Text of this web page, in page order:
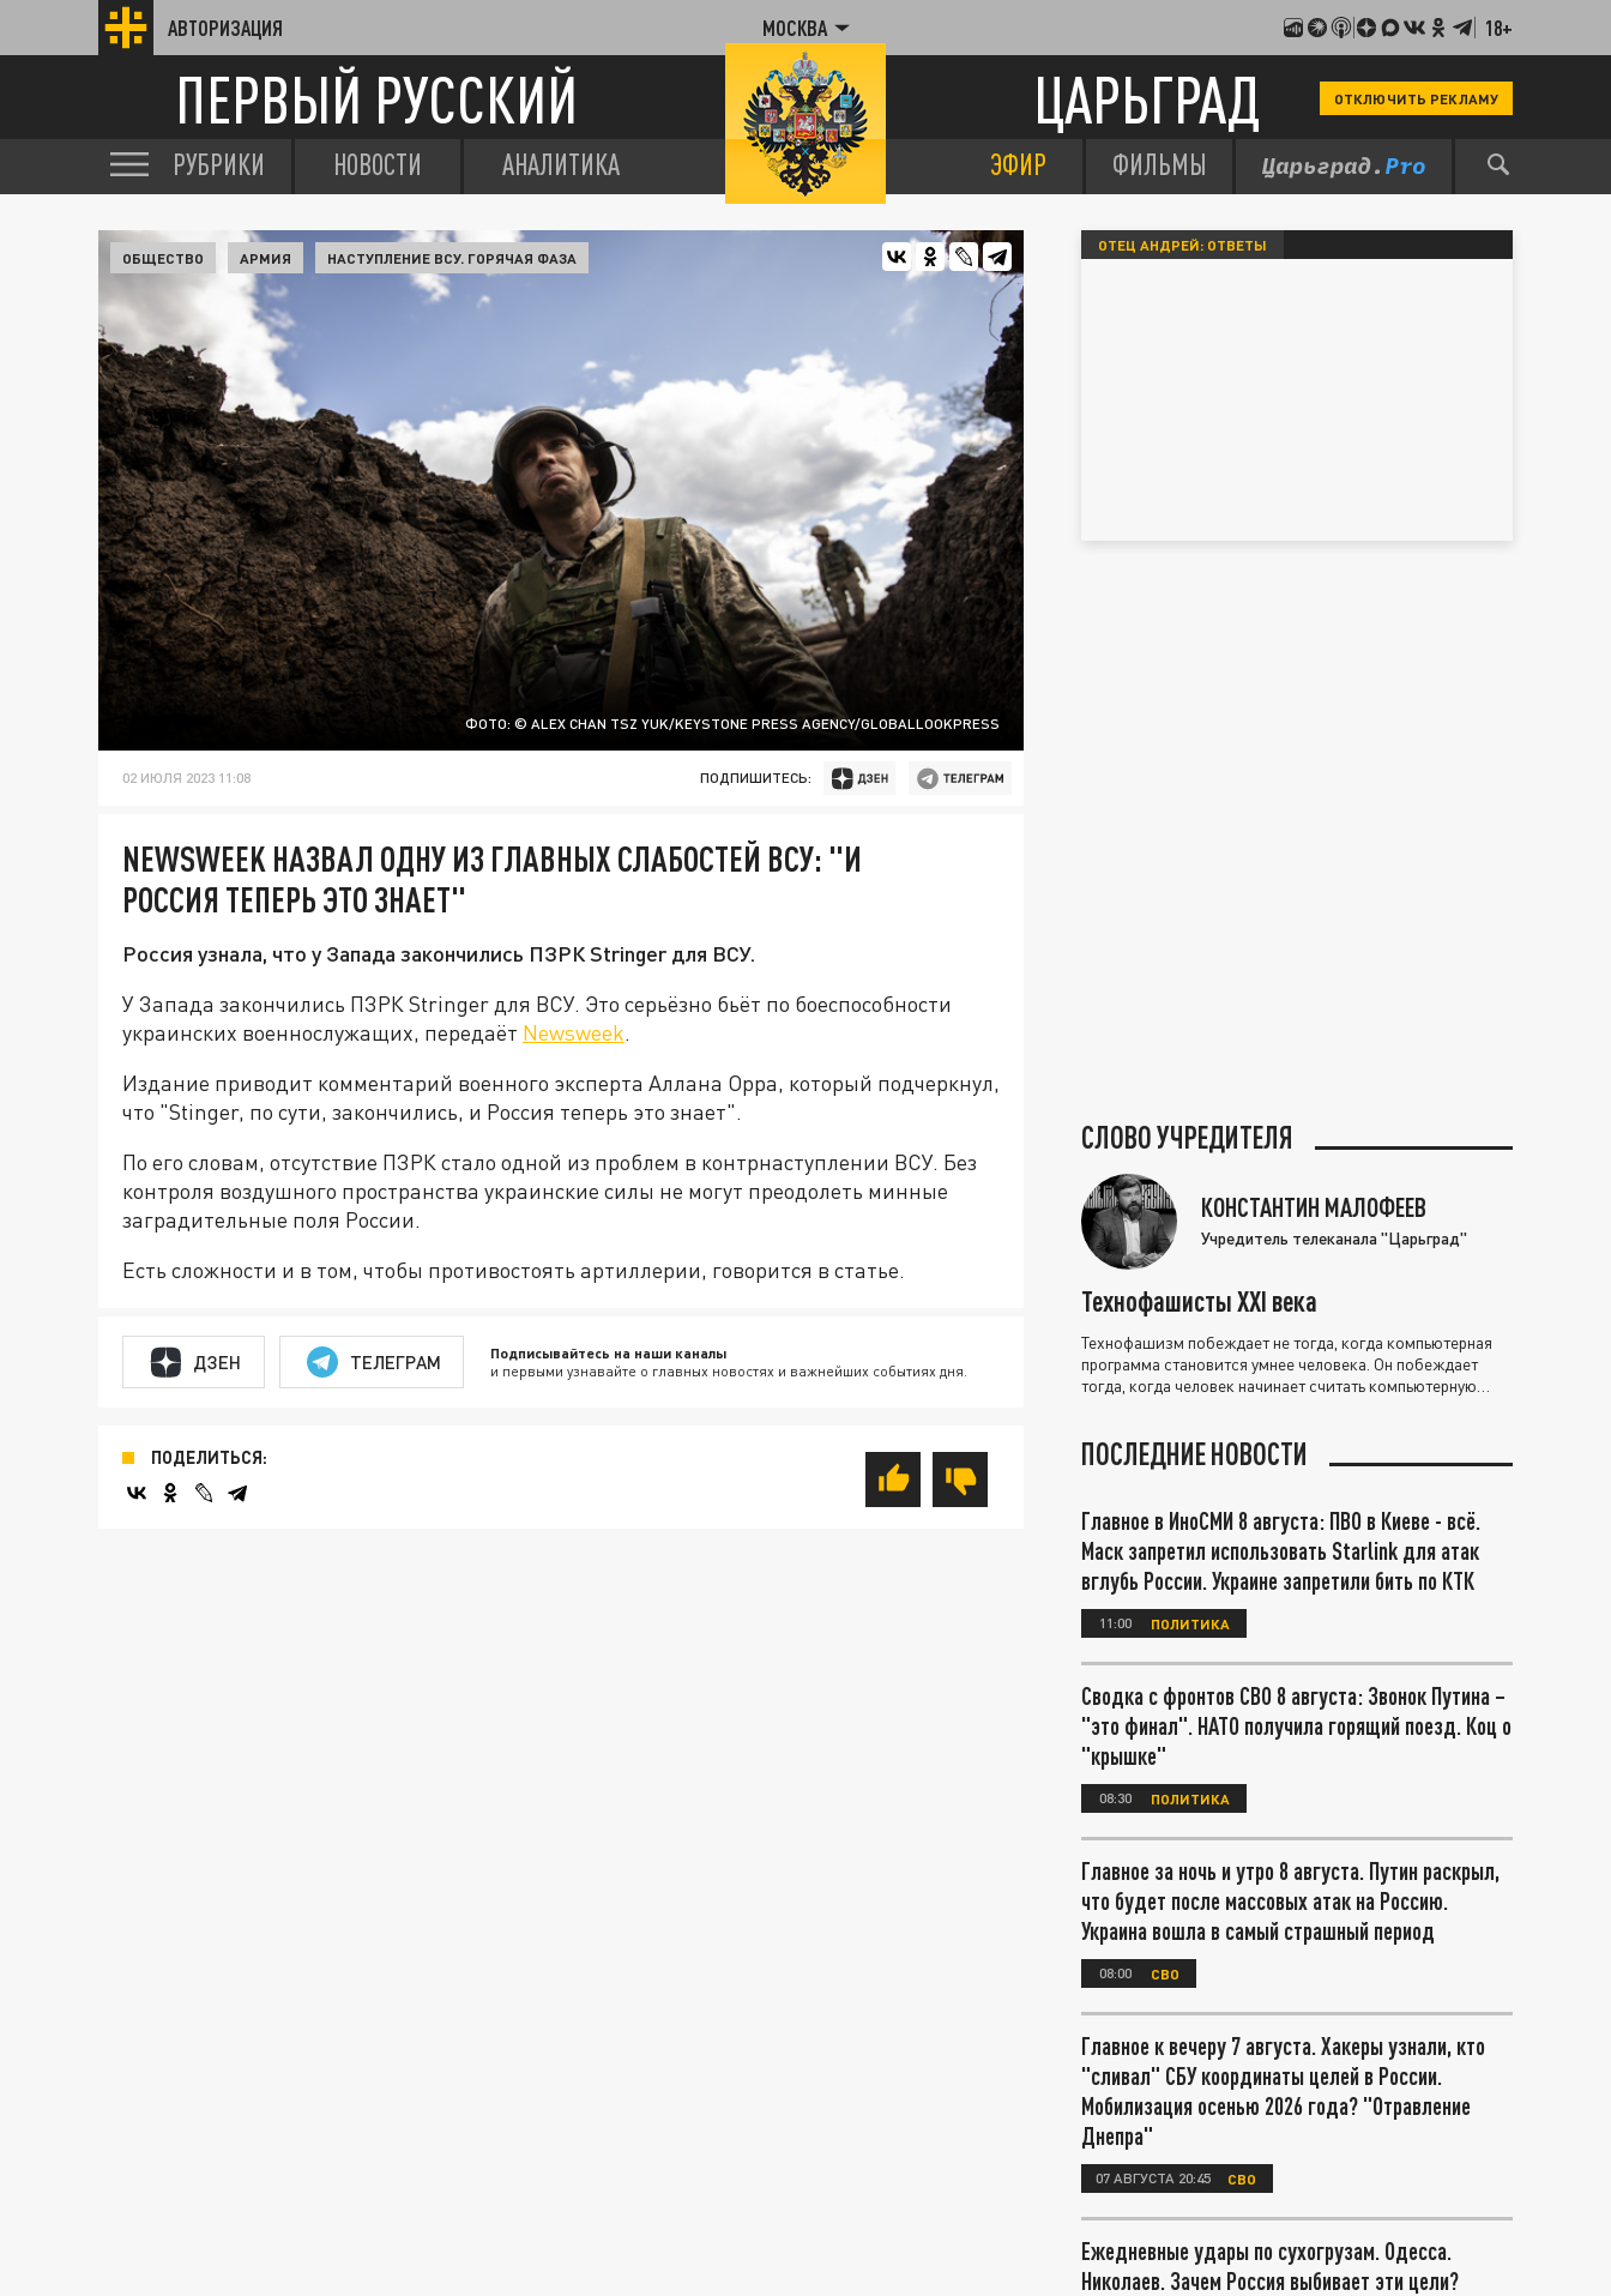
АВТОРИЗАЦИЯ МОСКВА 18+
ПЕРВЫЙ РУССКИЙ ЦАРЬГРАД ОТКЛЮЧИТЬ РЕКЛАМУ
РУБРИКИ НОВОСТИ АНАЛИТИКА ЭФИР ФИЛЬМЫ
ФОТО: © ALEX CHAN TSZ YUK/KEYSTONE PRESS AGENCY/GLOBALLOOKPRESS
ОБЩЕСТВО АРМИЯ НАСТУПЛЕНИЕ ВСУ. ГОРЯЧАЯ ФАЗА
02 ИЮЛЯ 2023 11:08 ПОДПИШИТЕСЬ:
NEWSWEEK НАЗВАЛ ОДНУ ИЗ ГЛАВНЫХ СЛАБОСТЕЙ ВСУ: "И
РОССИЯ ТЕПЕРЬ ЭТО ЗНАЕТ"
Россия узнала, что у Запада закончились ПЗРК Stringer для ВСУ.
У Запада закончились ПЗРК Stringer для ВСУ. Это серьёзно бьёт по боеспособности
украинских военнослужащих, передаёт Newsweek.
Издание приводит комментарий военного эксперта Аллана Орра, который подчеркнул,
что "Stinger, по сути, закончились, и Россия теперь это знает".
По его словам, отсутствие ПЗРК стало одной из проблем в контрнаступлении ВСУ. Без
контроля воздушного пространства украинские силы не могут преодолеть минные
заградительные поля России.
Есть сложности и в том, чтобы противостоять артиллерии, говорится в статье.
ДЗЕН ТЕЛЕГРАМ Подписывайтесь на наши каналы
и первыми узнавайте о главных новостях и важнейших событиях дня.
ПОДЕЛИТЬСЯ:
ОТЕЦ АНДРЕЙ: ОТВЕТЫ
СЛОВО УЧРЕДИТЕЛЯ
КОНСТАНТИН МАЛОФЕЕВ
Учредитель телеканала "Царьград"
Технофашисты XXI века
Технофашизм побеждает не тогда, когда компьютерная
программа становится умнее человека. Он побеждает
тогда, когда человек начинает считать компьютерную
ПОСЛЕДНИЕ НОВОСТИ
Главное в ИноСМИ 8 августа: ПВО в Киеве - всё.
Маск запретил использовать Starlink для атак
вглубь России. Украине запретили бить по КТК
11:00 ПОЛИТИКА
Сводка с фронтов СВО 8 августа: Звонок Путина –
"это финал". НАТО получила горящий поезд. Коц о
"крышке"
08:30 ПОЛИТИКА
Главное за ночь и утро 8 августа. Путин раскрыл,
что будет после массовых атак на Россию.
Украина вошла в самый страшный период
08:00 СВО
Главное к вечеру 7 августа. Хакеры узнали, кто
"сливал" СБУ координаты целей в России.
Мобилизация осенью 2026 года? "Отравление
Днепра"
07 АВГУСТА 20:45 СВО
Ежедневные удары по сухогрузам. Одесса.
Николаев. Зачем Россия выбивает эти цели?